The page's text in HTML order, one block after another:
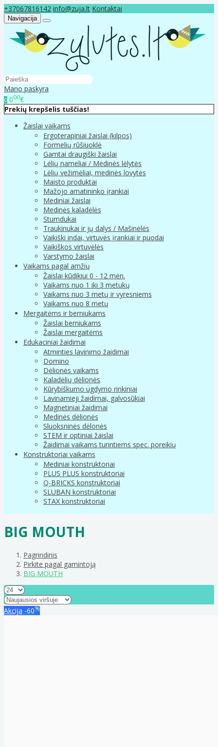
+37067816142 info@zuja.lt Kontaktai
Navigacija
Mano paskyra
0 000€
Prekių krepšelis tuščias!
Žaislai vaikams
Ergoterapiniai žaislai (kilpos)
Formelių rūšiuoklė
Gamtai draugiški žaislai
Lėlių nameliai / Medinės lėlytės
Lėlių vežimėliai, medinės lovytės
Maisto produktai
Mažojo amatininko įrankiai
Mediniai žaislai
Medinės kaladėlės
Stumdukai
Traukinukai ir jų dalys / Mašinėlės
Vaikiški indai, virtuvės įrankiai ir puodai
Vaikiškos virtuvėlės
Varstymo žaislai
Vaikams pagal amžių
Žaislai kūdikiui 0 - 12 mėn.
Vaikams nuo 1 iki 3 metukų
Vaikams nuo 3 metų ir vyresniems
Vaikams nuo 8 metų
Mergaitėms ir berniukams
Žaislai berniukams
Žaislai mergaitėms
Edukaciniai žaidimai
Atminties lavinimo žaidimai
Domino
Dėlionės vaikams
Kaladėlių dėlionės
Kūrybiškumo ugdymo rinkiniai
Lavinamieji žaidimai, galvosūkiai
Magnetiniai žaidimai
Medinės dėlionės
Sluoksninės dėlonės
STEM ir optiniai žaislai
Žaidimai vaikams turintiems spec. poreikių
Konstruktoriai vaikams
Mediniai konstruktoriai
PLUS PLUS konstruktoriai
Q-BRICKS konstruktoriai
SLUBAN konstruktoriai
STAX konstruktoriai
BIG MOUTH
Pagrindinis
Pirkite pagal gamintoją
BIG MOUTH
Akcija -60%